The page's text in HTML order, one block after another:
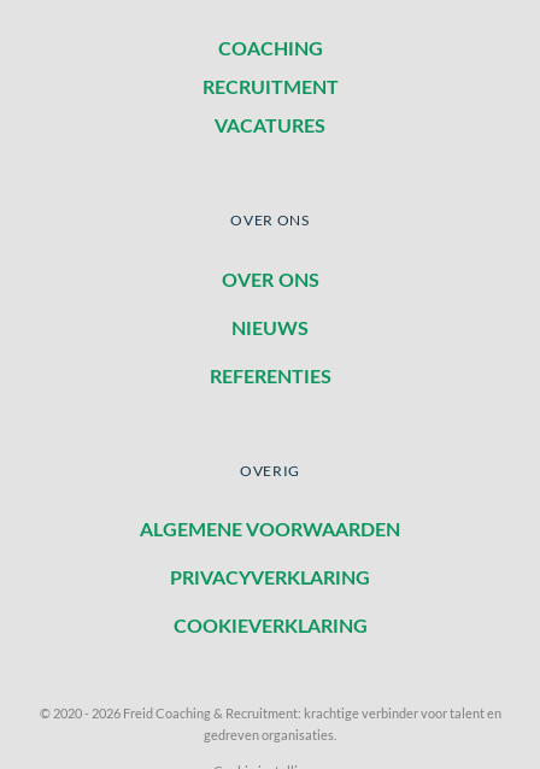
COACHING
RECRUITMENT
VACATURES
OVER ONS
OVER ONS
NIEUWS
REFERENTIES
OVERIG
ALGEMENE VOORWAARDEN
PRIVACYVERKLARING
COOKIEVERKLARING
© 2020 - 2026 Freid Coaching & Recruitment: krachtige verbinder voor talent en
gedreven organisaties.